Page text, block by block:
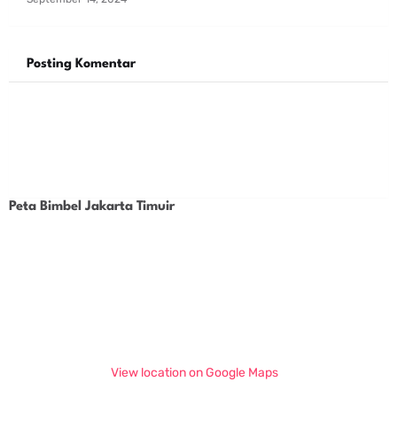
Posting Komentar
Peta Bimbel Jakarta Timuir
View location on Google Maps